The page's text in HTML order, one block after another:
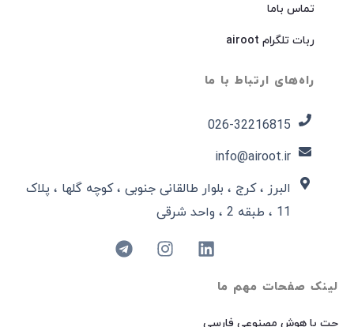
لینک صفحات مهم ما
چت با هوش مصنوعی فارسی
تماس باما
ربات تلگرام airoot
راه‌های ارتباط با ما
026-32216815​
info@airoot.ir
البرز ، کرج ، بلوار طالقانی جنوبی ، کوچه گلها ، پلاک
11 ، طبقه 2 ، واحد شرقی